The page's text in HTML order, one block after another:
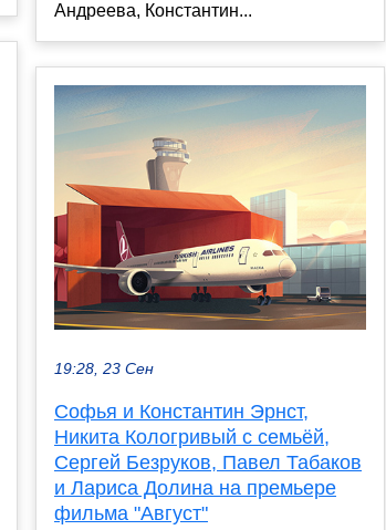
Андреева, Константин...
19:28, 23 Сен
Софья и Константин Эрнст,
Никита Кологривый с семьёй,
Сергей Безруков, Павел Табаков
и Лариса Долина на премьере
фильма "Август"